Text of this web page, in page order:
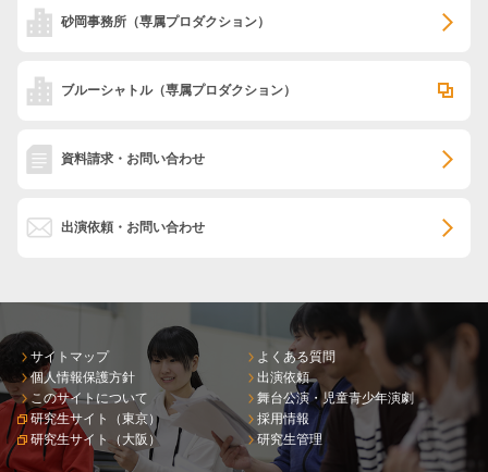
砂岡事務所 （専属プロダクション）
ブルーシャトル（専属プロダクション）
資料請求・お問い合わせ
出演依頼・お問い合わせ
サイトマップ
個人情報保護方針
このサイトについて
研究生サイト（東京）
研究生サイト（大阪）
よくある質問
出演依頼
舞台公演・児童青少年演劇
採用情報
研究生管理